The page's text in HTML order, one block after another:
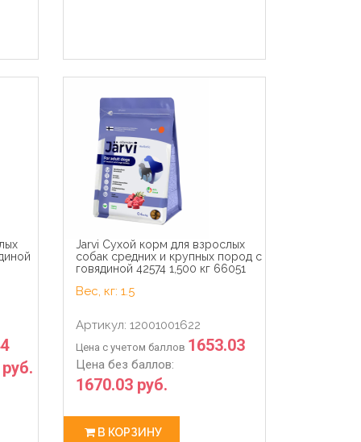
0
days hour
Jarvi Сухой корм для взрослых
собак средних и крупных пород с
говядиной 42574 1,500 кг 66051
Вес, кг: 1.5
Артикул: 12001001622
Цена с учетом баллов 1653.03
Цена без баллов:
1670.03 руб.
В КОРЗИНУ